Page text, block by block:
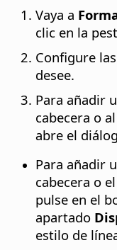
Vaya a
clic en la
Configure
desee.
Para añadir
cabecera o
abre el
Para añadir
cabecera o
pulse en el
apartado
estilo de